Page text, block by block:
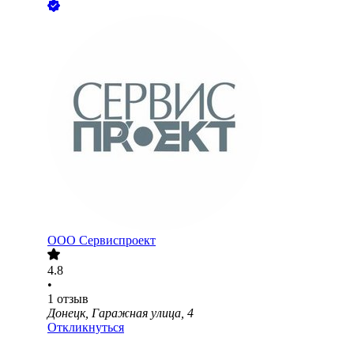
ООО Сервиспроект
4.8
•
1 отзыв
Донецк, Гаражная улица, 4
Откликнуться